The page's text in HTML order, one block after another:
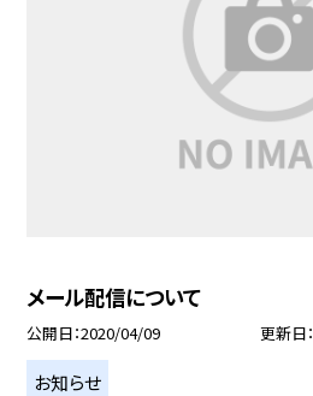
メール配信について
公開日 2020/04/09 更新日
お知らせ